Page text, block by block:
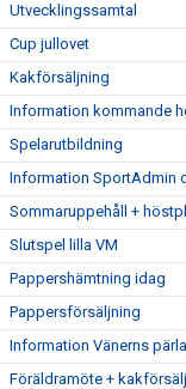
Utvecklingssamtal
Cup jullovet
Kakförsäljning
Information kommande
Spelarutbildning
Information SportAdmin
Sommaruppehåll +
Slutspel lilla VM
Pappershämtning idag
Pappersförsäljning
Information Vänerns pärla
Föräldramöte +